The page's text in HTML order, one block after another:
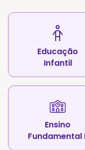
Educação
Infantil
Ensino
Fundamental